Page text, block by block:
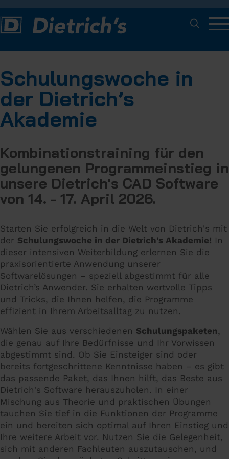
Schulungswoche in
der Dietrich’s
Akademie
Kombinationstraining für den
gelungenen Programmeinstieg in
unsere Dietrich's CAD Software​
von 14. - 17. April 2026.
Starten Sie erfolgreich in die Welt von Dietrich's mit
der Schulungswoche in der Dietrich's Akademie! In
dieser intensiven Weiterbildung erlernen Sie die
praxisorientierte Anwendung unserer
Softwarelösungen – speziell abgestimmt für alle
Dietrich’s Anwender. Sie erhalten wertvolle Tipps
und Tricks, die Ihnen helfen, die Programme
effizient in Ihrem Arbeitsalltag zu nutzen.
Wählen Sie aus verschiedenen Schulungspaketen,
die genau auf Ihre Bedürfnisse und Ihr Vorwissen
abgestimmt sind. Ob Sie Einsteiger sind oder
bereits fortgeschrittene Kenntnisse haben – es gibt
das passende Paket, das Ihnen hilft, das Beste aus
Dietrich's Software herauszuholen. In einer
Mischung aus Theorie und praktischen Übungen
tauchen Sie tief in die Funktionen der Programme
ein und bereiten sich optimal auf Ihren Einstieg und
Ihre weitere Arbeit vor. Nutzen Sie die Gelegenheit,
sich mit anderen Fachleuten auszutauschen, und